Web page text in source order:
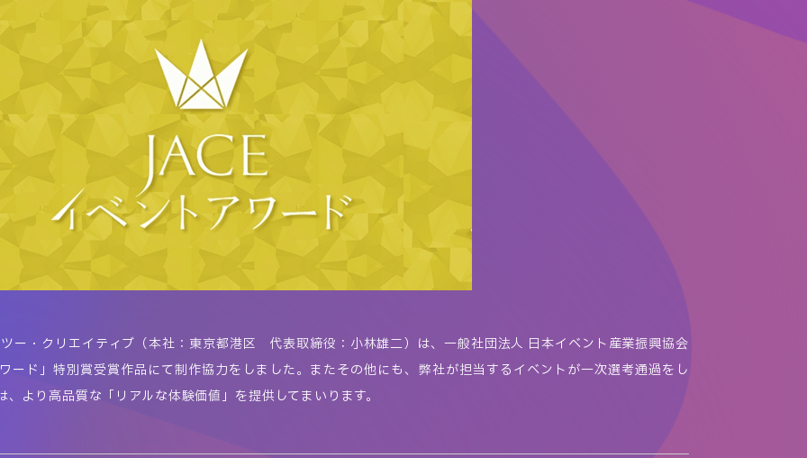
ー・クリエイティブ（本社：東京都港区 代表取締役：小林雄二）は、一般社団法人 日本イベント産業振興協会
ード」特別賞受賞作品にて制作協力をしました。またその他にも、弊社が担当するイベントが一次選考通過をし
より高品質な「リアルな体験価値」を提供してまいります。